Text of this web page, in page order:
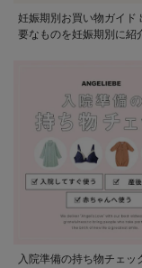
妊娠期別お買い物ガイド
要なものを妊娠期別に紹
入院準備の持ち物チェッ